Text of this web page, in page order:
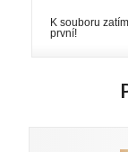
K souboru
první!